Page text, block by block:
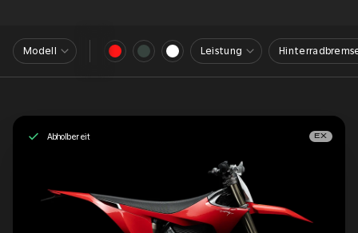
Modell Leistung
Abholbereit EX